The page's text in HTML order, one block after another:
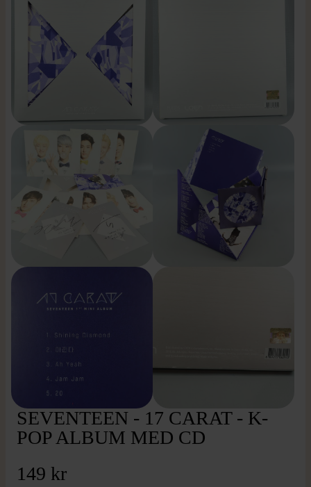
SEVENTEEN - 17 CARAT - K-
POP ALBUM MED CD
149 kr